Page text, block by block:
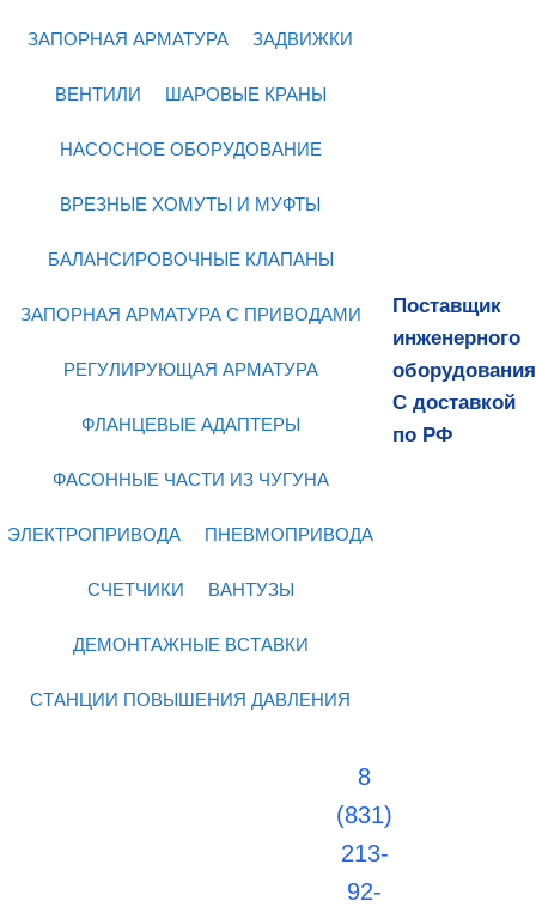
ЗАПОРНАЯ АРМАТУРА ЗАДВИЖКИ
ВЕНТИЛИ ШАРОВЫЕ КРАНЫ
НАСОСНОЕ ОБОРУДОВАНИЕ
ВРЕЗНЫЕ ХОМУТЫ И МУФТЫ
БАЛАНСИРОВОЧНЫЕ КЛАПАНЫ
ЗАПОРНАЯ АРМАТУРА С ПРИВОДАМИ
РЕГУЛИРУЮЩАЯ АРМАТУРА
ФЛАНЦЕВЫЕ АДАПТЕРЫ
ФАСОННЫЕ ЧАСТИ ИЗ ЧУГУНА
ЭЛЕКТРОПРИВОДА ПНЕВМОПРИВОДА
СЧЕТЧИКИ ВАНТУЗЫ
ДЕМОНТАЖНЫЕ ВСТАВКИ
СТАНЦИИ ПОВЫШЕНИЯ ДАВЛЕНИЯ
Поставщик
инженерного
оборудования
С доставкой
по РФ
8
(831)
213-
92-